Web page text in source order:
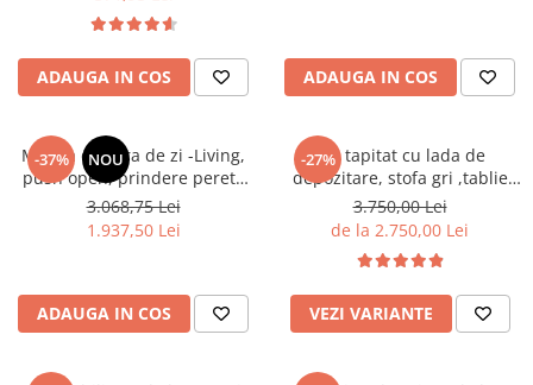
Bortis Impex
ADAUGA IN COS ADAUGA IN COS
-37% NOU
Mobila camera de zi -Living,
push open, prindere perete
suspendata, 220 cm lungime
x 160cm inaltime x 40 cm
adancime , riflaj perete,
rafturi sticla securizata, Bortis
3.068,75 Lei
1.937,50 Lei
ADAUGA IN COS
-27%
Pat tapitat cu lada de
depozitare, stofa gri ,tablie
nasturi matlasata,Bortis
Impex
3.750,00 Lei
de la 2.750,00 Lei
VEZI VARIANTE